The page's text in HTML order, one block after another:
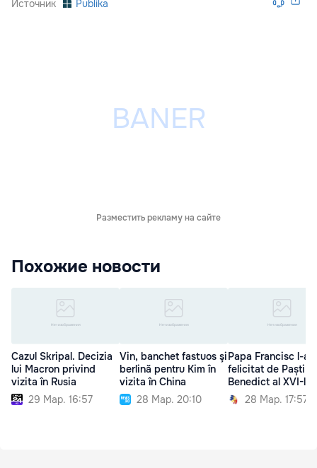
Источник Publika
Разместить рекламу на сайте
Похожие новости
Cazul Skripal. Decizia
lui Macron privind
vizita în Rusia
29 Мар. 16:57
Vin, banchet fastuos şi
berlină pentru Kim în
vizita în China
28 Мар. 20:10
Papa Francisc l-a
felicitat de Paști
Benedict al XVI-lea
28 Мар. 17:57